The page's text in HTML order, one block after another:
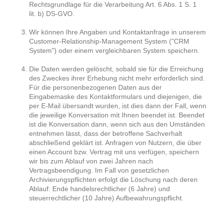
Rechtsgrundlage für die Verarbeitung Art. 6 Abs. 1 S. 1
lit. b) DS-GVO.
Wir können Ihre Angaben und Kontaktanfrage in unserem
Customer-Relationship-Management System ("CRM
System") oder einem vergleichbaren System speichern.
Die Daten werden gelöscht, sobald sie für die Erreichung
des Zweckes ihrer Erhebung nicht mehr erforderlich sind.
Für die personenbezogenen Daten aus der
Eingabemaske des Kontaktformulars und diejenigen, die
per E-Mail übersandt wurden, ist dies dann der Fall, wenn
die jeweilige Konversation mit Ihnen beendet ist. Beendet
ist die Konversation dann, wenn sich aus den Umständen
entnehmen lässt, dass der betroffene Sachverhalt
abschließend geklärt ist. Anfragen von Nutzern, die über
einen Account bzw. Vertrag mit uns verfügen, speichern
wir bis zum Ablauf von zwei Jahren nach
Vertragsbeendigung. Im Fall von gesetzlichen
Archivierungspflichten erfolgt die Löschung nach deren
Ablauf: Ende handelsrechtlicher (6 Jahre) und
steuerrechtlicher (10 Jahre) Aufbewahrungspflicht.